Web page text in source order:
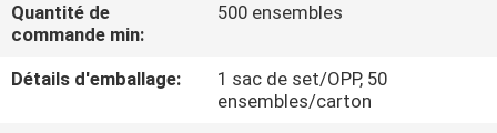
CONTRÔLE
DE
Quantité de
commande min:
500 ensembles
Détails d'emballage:
1 sac de set/OPP, 50
ensembles/carton